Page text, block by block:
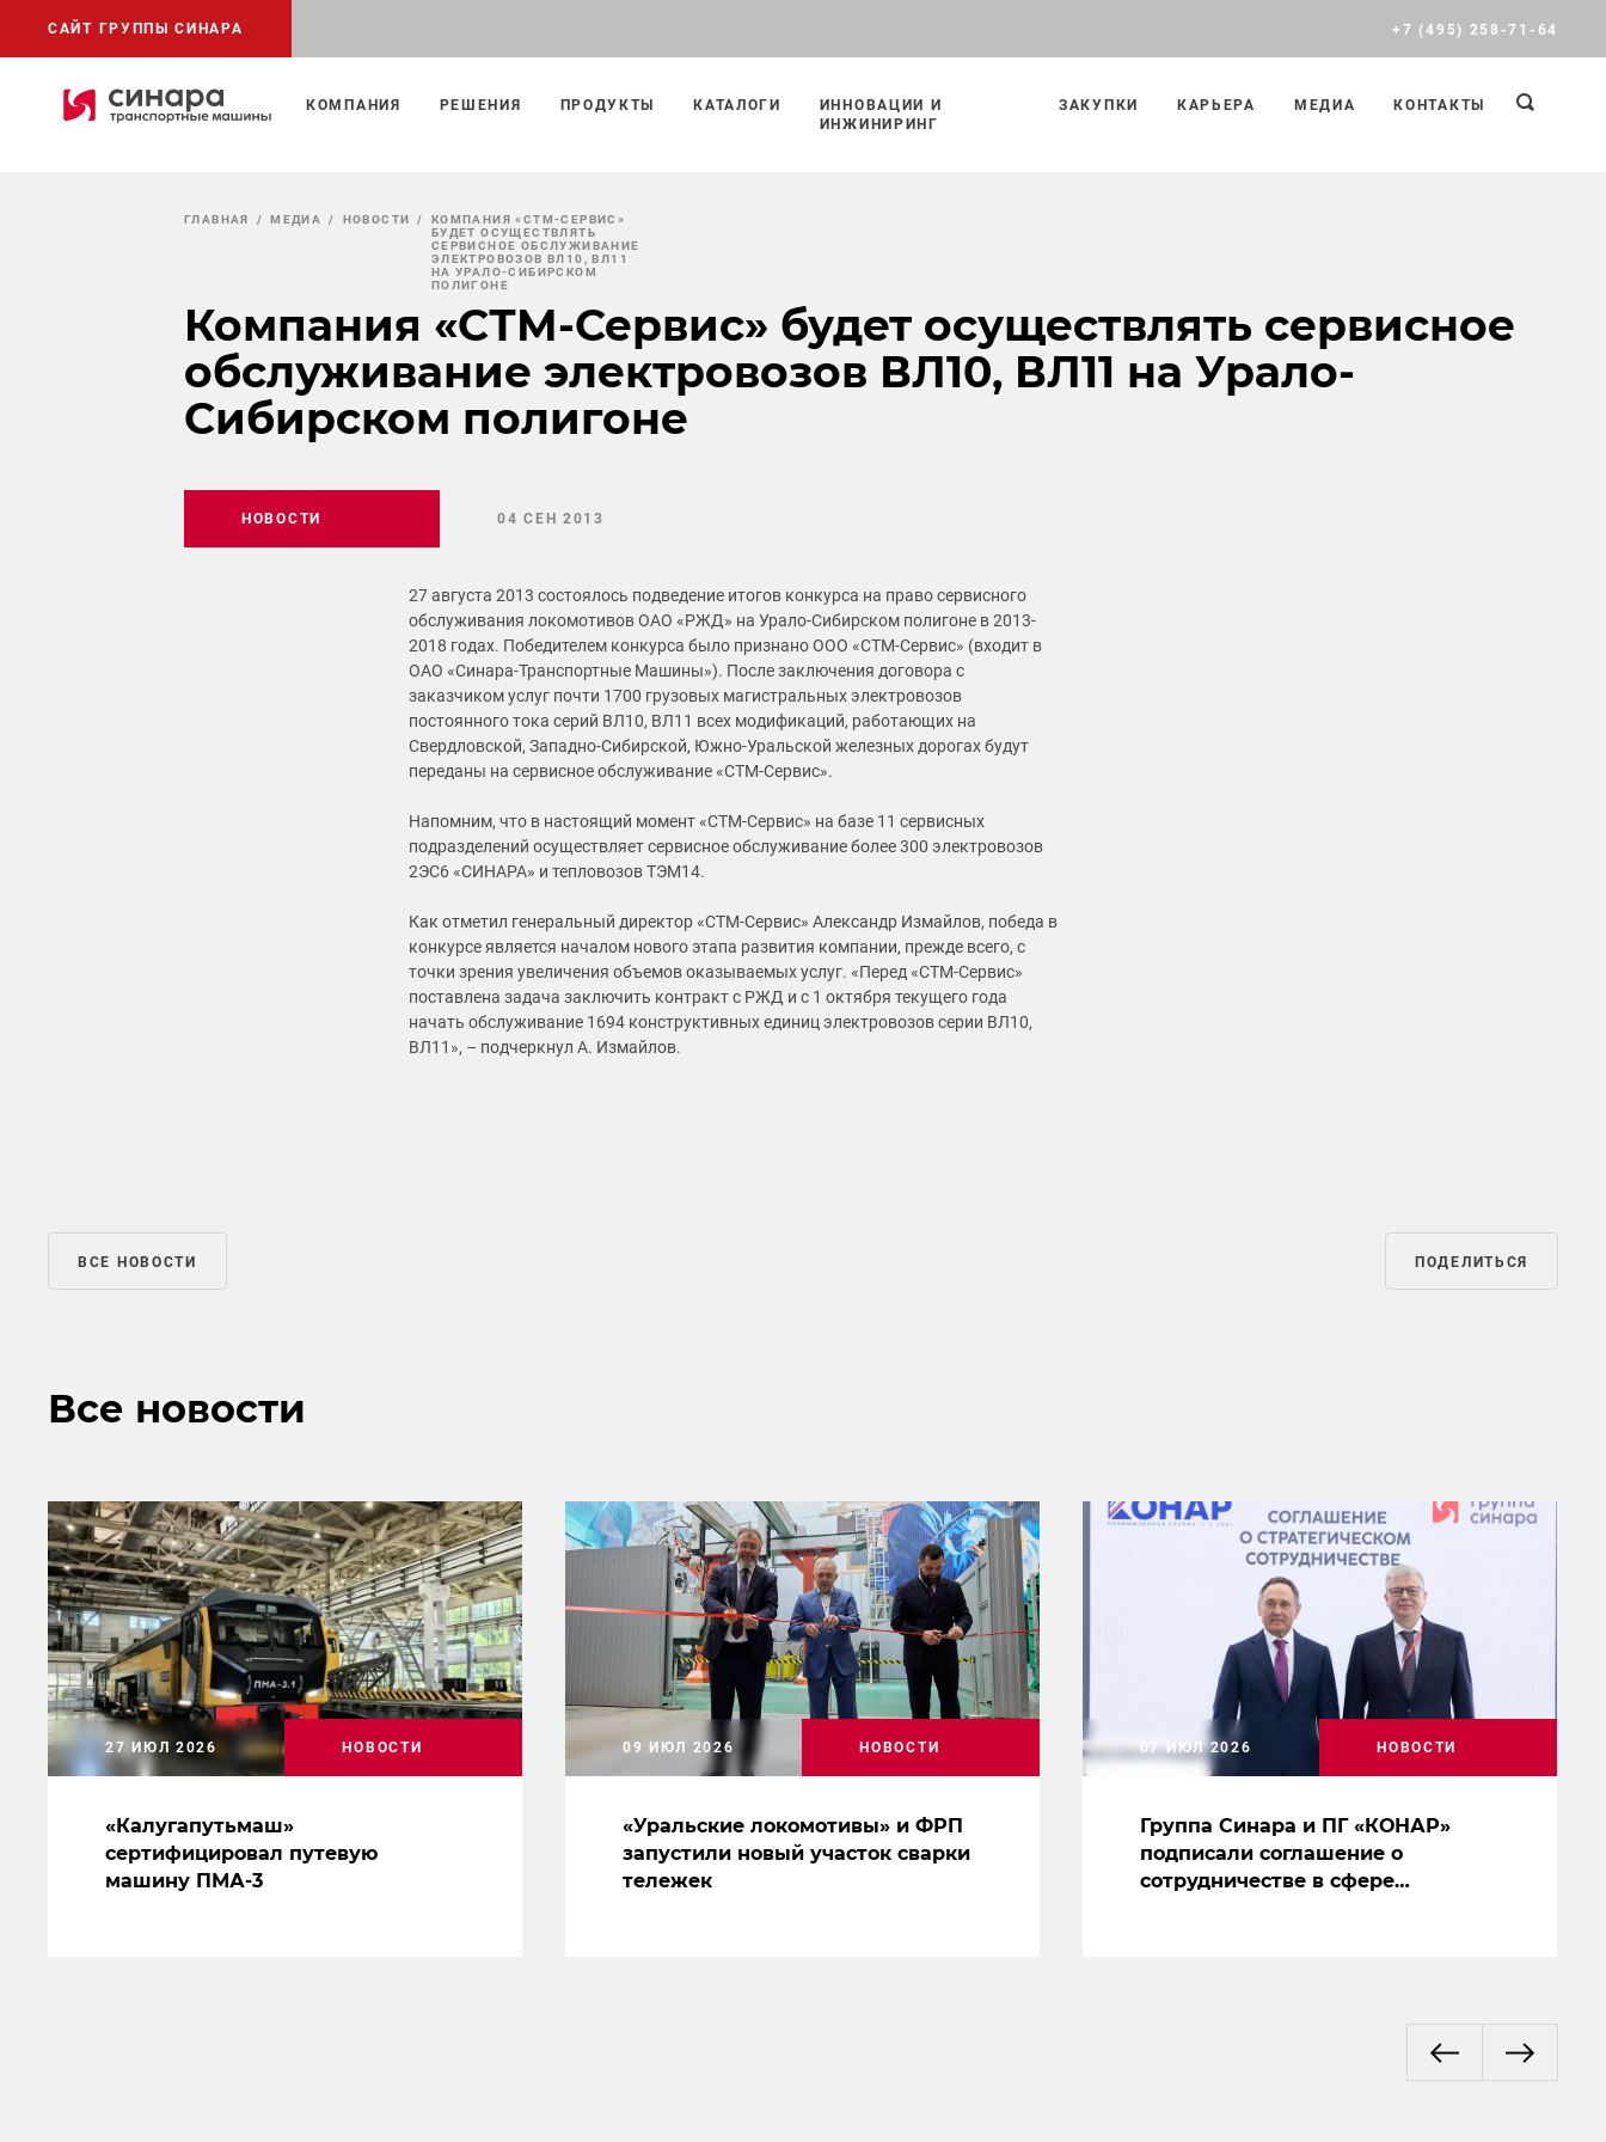
САЙТ ГРУППЫ СИНАРА +7 (495) 258-71-64
КОМПАНИЯ РЕШЕНИЯ ПРОДУКТЫ КАТАЛОГИ
ИННОВАЦИИ И
ИНЖИНИРИНГ
ЗАКУПКИ КАРЬЕРА МЕДИА КОНТАКТЫ
ГЛАВНАЯ МЕДИА НОВОСТИ
КОМПАНИЯ «СТМ-СЕРВИС»
БУДЕТ ОСУЩЕСТВЛЯТЬ
СЕРВИСНОЕ ОБСЛУЖИВАНИЕ
ЭЛЕКТРОВОЗОВ ВЛ10, ВЛ11
НА УРАЛО-СИБИРСКОМ
ПОЛИГОНЕ
Компания «СТМ-Сервис» будет осуществлять сервисное
обслуживание электровозов ВЛ10, ВЛ11 на Урало-
Сибирском полигоне
НОВОСТИ 04 СЕН 2013
27 августа 2013 состоялось подведение итогов конкурса на право сервисного
обслуживания локомотивов ОАО «РЖД» на Урало-Сибирском полигоне в 2013-
2018 годах. Победителем конкурса было признано ООО «СТМ-Сервис» (входит в
ОАО «Синара-Транспортные Машины»). После заключения договора с
заказчиком услуг почти 1700 грузовых магистральных электровозов
постоянного тока серий ВЛ10, ВЛ11 всех модификаций, работающих на
Свердловской, Западно-Сибирской, Южно-Уральской железных дорогах будут
переданы на сервисное обслуживание «СТМ-Сервис».
Напомним, что в настоящий момент «СТМ-Сервис» на базе 11 сервисных
подразделений осуществляет сервисное обслуживание более 300 электровозов
2ЭС6 «СИНАРА» и тепловозов ТЭМ14.
Как отметил генеральный директор «СТМ-Сервис» Александр Измайлов, победа в
конкурсе является началом нового этапа развития компании, прежде всего, с
точки зрения увеличения объемов оказываемых услуг. «Перед «СТМ-Сервис»
поставлена задача заключить контракт с РЖД и с 1 октября текущего года
начать обслуживание 1694 конструктивных единиц электровозов серии ВЛ10,
ВЛ11», – подчеркнул А. Измайлов.
ВСЕ НОВОСТИ ПОДЕЛИТЬСЯ
Все новости
«Калугапутьмаш»
сертифицировал путевую
машину ПМА-3
27 ИЮЛ 2026 НОВОСТИ
«Уральские локомотивы» и ФРП
запустили новый участок сварки
тележек
09 ИЮЛ 2026 НОВОСТИ
Группа Синара и ПГ «КОНАР»
подписали соглашение о
сотрудничестве в сфере
07 ИЮЛ 2026 НОВОСТИ